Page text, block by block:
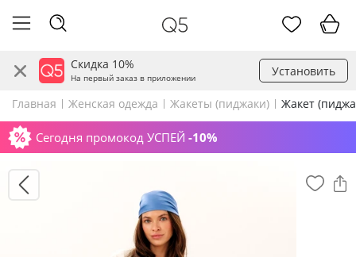
Скидка 10%
На первый заказ в приложении Установить
Главная Женская одежда Жакеты (пиджаки) Жакет
Сегодня промокод УСПЕЙ -10%